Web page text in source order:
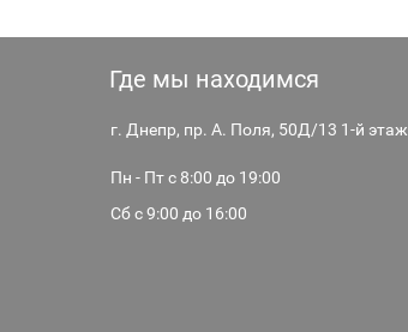
Где мы находимся
г. Днепр, пр. А. Поля, 50Д/13 1-й этаж
Пн - Пт с 8:00 до 19:00
Сб с 9:00 до 16:00